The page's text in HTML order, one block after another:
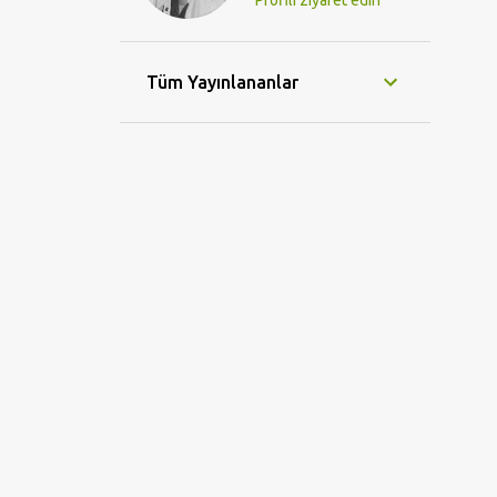
Tüm Yayınlananlar